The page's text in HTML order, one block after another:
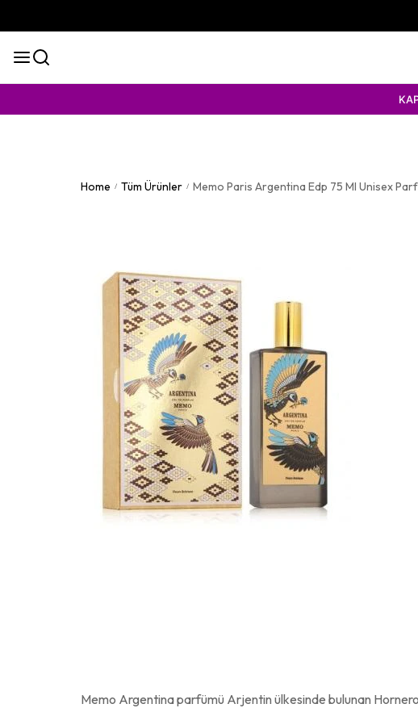
KAPIDA
Home / Tüm Ürünler / Memo Paris Argentina Edp 75 Ml Unisex
Memo Argentina parfümü Arjentin ülkesinde bulunan